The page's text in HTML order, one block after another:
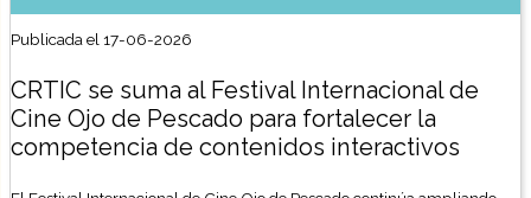
Publicada el 17-06-2026
CRTIC se suma al Festival Internacional de
Cine Ojo de Pescado para fortalecer la
competencia de contenidos interactivos